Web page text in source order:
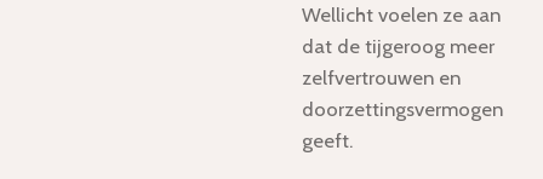
Wellicht voelen ze aan
dat de tijgeroog meer
zelfvertrouwen en
doorzettingsvermogen
geeft.